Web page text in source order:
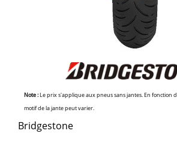
Note :Le prix s'applique aux pneus sans jantes. En fonction
motif de la jante peut varier.
Bridgestone